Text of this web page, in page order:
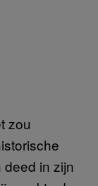
zou
in zijn